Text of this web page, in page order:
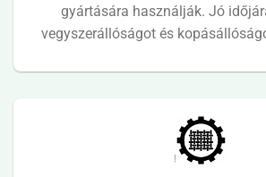
gyártására használják. Jó
vegyszerállóságot és